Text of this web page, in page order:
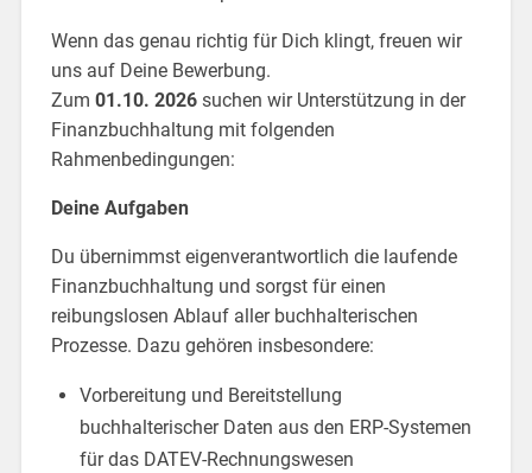
Wenn das genau richtig für Dich klingt, freuen wir
uns auf Deine Bewerbung.
Zum 01.10. 2026 suchen wir Unterstützung in der
Finanzbuchhaltung mit folgenden
Rahmenbedingungen:
Deine Aufgaben
Du übernimmst eigenverantwortlich die laufende
Finanzbuchhaltung und sorgst für einen
reibungslosen Ablauf aller buchhalterischen
Prozesse. Dazu gehören insbesondere:
Vorbereitung und Bereitstellung
buchhalterischer Daten aus den ERP-Systemen
für das DATEV-Rechnungswesen